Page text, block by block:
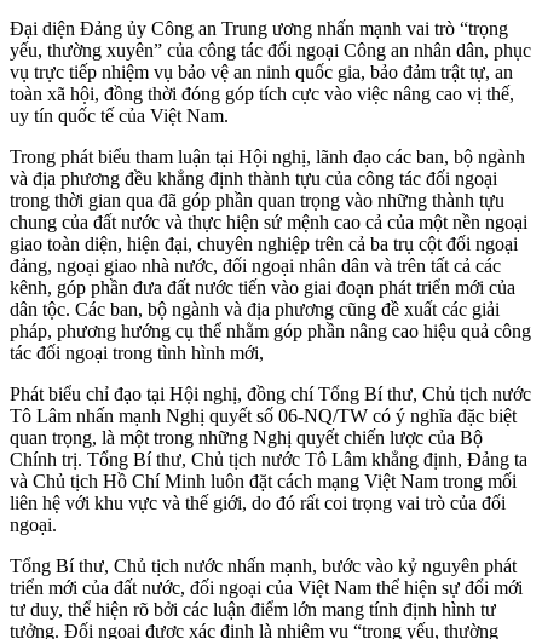
Đại diện Đảng ủy Công an Trung ương nhấn mạnh vai trò “trọng
yếu, thường xuyên” của công tác đối ngoại Công an nhân dân, phục
vụ trực tiếp nhiệm vụ bảo vệ an ninh quốc gia, bảo đảm trật tự, an
toàn xã hội, đồng thời đóng góp tích cực vào việc nâng cao vị thế,
uy tín quốc tế của Việt Nam.
Trong phát biểu tham luận tại Hội nghị, lãnh đạo các ban, bộ ngành
và địa phương đều khẳng định thành tựu của công tác đối ngoại
trong thời gian qua đã góp phần quan trọng vào những thành tựu
chung của đất nước và thực hiện sứ mệnh cao cả của một nền ngoại
giao toàn diện, hiện đại, chuyên nghiệp trên cả ba trụ cột đối ngoại
đảng, ngoại giao nhà nước, đối ngoại nhân dân và trên tất cả các
kênh, góp phần đưa đất nước tiến vào giai đoạn phát triển mới của
dân tộc. Các ban, bộ ngành và địa phương cũng đề xuất các giải
pháp, phương hướng cụ thể nhằm góp phần nâng cao hiệu quả công
tác đối ngoại trong tình hình mới,
Phát biểu chỉ đạo tại Hội nghị, đồng chí Tổng Bí thư, Chủ tịch nước
Tô Lâm nhấn mạnh Nghị quyết số 06-NQ/TW có ý nghĩa đặc biệt
quan trọng, là một trong những Nghị quyết chiến lược của Bộ
Chính trị. Tổng Bí thư, Chủ tịch nước Tô Lâm khẳng định, Đảng ta
và Chủ tịch Hồ Chí Minh luôn đặt cách mạng Việt Nam trong mối
liên hệ với khu vực và thế giới, do đó rất coi trọng vai trò của đối
ngoại.
Tổng Bí thư, Chủ tịch nước nhấn mạnh, bước vào kỷ nguyên phát
triển mới của đất nước, đối ngoại của Việt Nam thể hiện sự đổi mới
tư duy, thể hiện rõ bởi các luận điểm lớn mang tính định hình tư
tưởng. Đối ngoại được xác định là nhiệm vụ “trọng yếu, thường